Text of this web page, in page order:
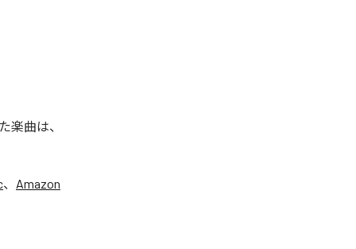
楽曲は、
、 Amazon